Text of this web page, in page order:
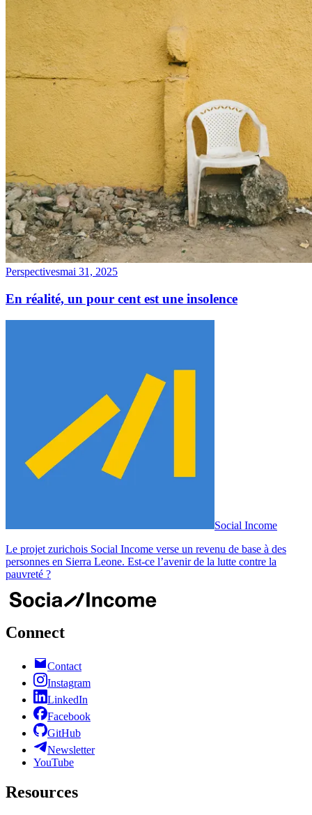
Perspectivesmai 31, 2025
En réalité, un pour cent est une insolence
Social Income
Le projet zurichois Social Income verse un revenu de base à des
personnes en Sierra Leone. Est-ce l’avenir de la lutte contre la
pauvreté ?
Connect
Contact
Instagram
LinkedIn
Facebook
GitHub
Newsletter
YouTube
Resources